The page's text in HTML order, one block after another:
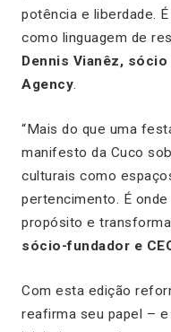
potência e liberdade.
como linguagem de
Dennis Vianêz,
Agency.
“Mais do que uma
manifesto da Cuco
culturais como
pertencimento. É
propósito e
sócio-fundador e
Com esta edição
reafirma seu papel – e